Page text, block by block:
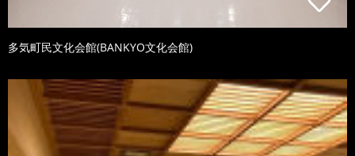
多気町民文化会館(BANKYO文化会館)